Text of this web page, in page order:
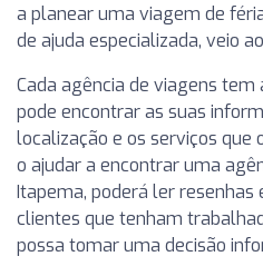
a planear uma viagem de
de ajuda especializada, veio
Cada agência de viagens tem
pode encontrar as suas
localização e os serviços que
o ajudar a encontrar uma
Itapema, poderá ler resenhas
clientes que tenham
possa tomar uma decisão